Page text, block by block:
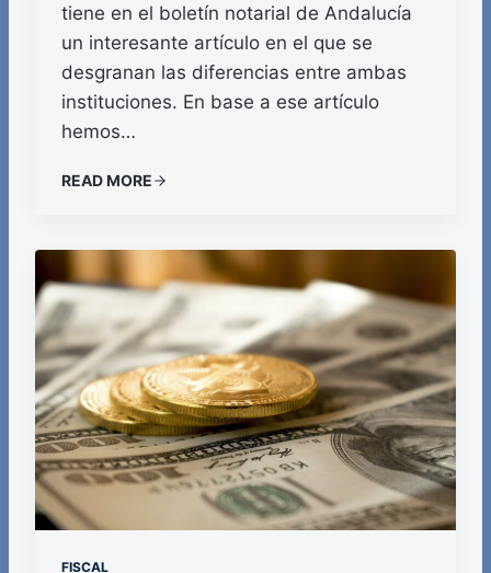
tiene en el boletín notarial de Andalucía
un interesante artículo en el que se
desgranan las diferencias entre ambas
instituciones. En base a ese artículo
hemos…
READ MORE
FISCAL